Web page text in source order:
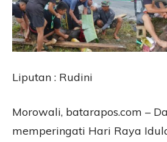
Liputan : Rudini
Morowali, batarapos.com –
memperingati Hari Raya